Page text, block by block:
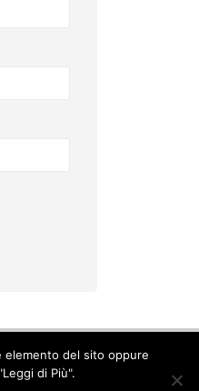
-Privacy Policy
elemento del sito oppure
di Più".